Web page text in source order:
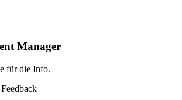
Manager
für die Info.